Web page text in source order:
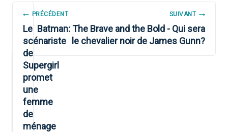
NAVIGATION
DE
L’ARTICLE
PRÉCÉDENT
Le
scénariste
de
Supergirl
promet
une
femme
de
ménage
SUIVANT
Batman: The Brave and the Bold - Qui sera
le chevalier noir de James Gunn?